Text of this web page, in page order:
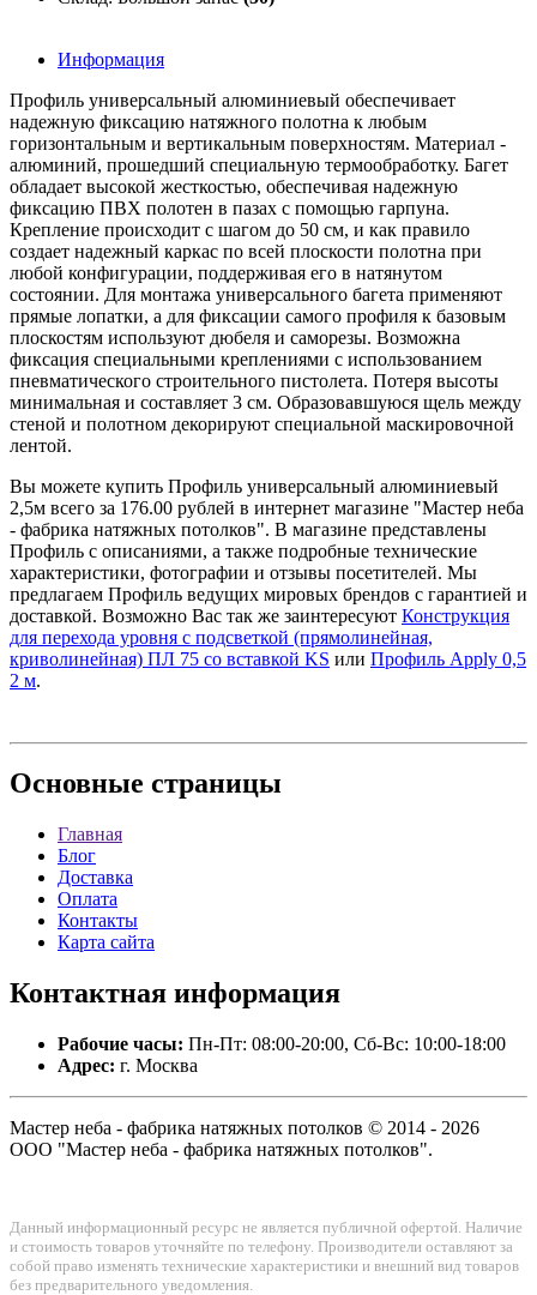
Информация
Профиль универсальный алюминиевый обеспечивает
надежную фиксацию натяжного полотна к любым
горизонтальным и вертикальным поверхностям. Материал -
алюминий, прошедший специальную термообработку. Багет
обладает высокой жесткостью, обеспечивая надежную
фиксацию ПВХ полотен в пазах с помощью гарпуна.
Крепление происходит с шагом до 50 см, и как правило
создает надежный каркас по всей плоскости полотна при
любой конфигурации, поддерживая его в натянутом
состоянии. Для монтажа универсального багета применяют
прямые лопатки, а для фиксации самого профиля к базовым
плоскостям используют дюбеля и саморезы. Возможна
фиксация специальными креплениями с использованием
пневматического строительного пистолета. Потеря высоты
минимальная и составляет 3 см. Образовавшуюся щель между
стеной и полотном декорируют специальной маскировочной
лентой.
Вы можете купить Профиль универсальный алюминиевый
2,5м всего за 176.00 рублей в интернет магазине "Мастер неба
- фабрика натяжных потолков". В магазине представлены
Профиль с описаниями, а также подробные технические
характеристики, фотографии и отзывы посетителей. Мы
предлагаем Профиль ведущих мировых брендов с гарантией и
доставкой. Возможно Вас так же заинтересуют Конструкция
для перехода уровня с подсветкой (прямолинейная,
криволинейная) ПЛ 75 со вставкой KS или Профиль Apply 0,5
2 м.
Основные страницы
Главная
Блог
Доставка
Оплата
Контакты
Карта сайта
Контактная информация
Рабочие часы: Пн-Пт: 08:00-20:00, Сб-Вс: 10:00-18:00
Адрес: г. Москва
Мастер неба - фабрика натяжных потолков © 2014 - 2026
ООО "Мастер неба - фабрика натяжных потолков".
Данный информационный ресурс не является публичной офертой. Наличие
и стоимость товаров уточняйте по телефону. Производители оставляют за
собой право изменять технические характеристики и внешний вид товаров
без предварительного уведомления.